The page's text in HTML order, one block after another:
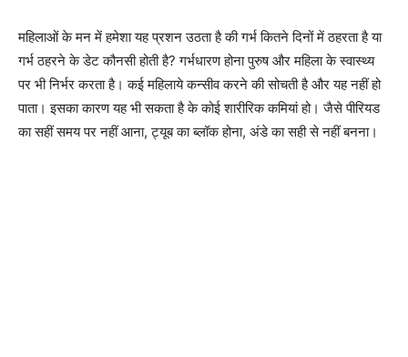
महिलाओं के मन में हमेशा यह प्रशन उठता है की गर्भ कितने दिनों में ठहरता है या
गर्भ ठहरने के डेट कौनसी होती है? गर्भधारण होना पुरुष और महिला के स्वास्थ्य
पर भी निर्भर करता है। कई महिलाये कन्सीव करने की सोचती है और यह नहीं हो
पाता। इसका कारण यह भी सकता है के कोई शारीरिक कमियां हो। जैसे पीरियड
का सहीं समय पर नहीं आना, ट्यूब का ब्लॉक होना, अंडे का सही से नहीं बनना।